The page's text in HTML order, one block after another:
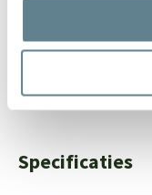
Bel0344-228104
Mail
0344-
Specificaties